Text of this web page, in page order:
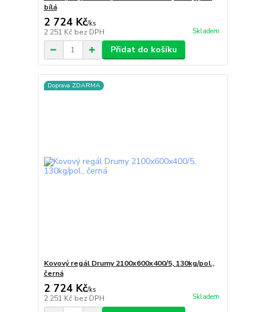
bílá
2 724 Kč/ks
2 251 Kč bez DPH Skladem
Přidat do košíku
Doprava ZDARMA
Kovový regál Drumy 2100x600x400/5, 130kg/pol.,
černá
2 724 Kč/ks
2 251 Kč bez DPH Skladem